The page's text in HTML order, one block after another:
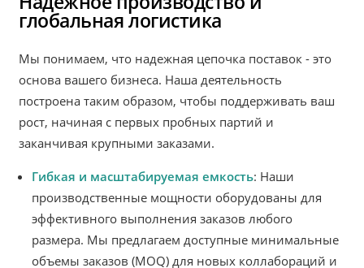
глобальная логистика
Мы понимаем, что надежная цепочка поставок - это
основа вашего бизнеса. Наша деятельность
построена таким образом, чтобы поддерживать ваш
рост, начиная с первых пробных партий и
заканчивая крупными заказами.
Гибкая и масштабируемая емкость: Наши
производственные мощности оборудованы для
эффективного выполнения заказов любого
размера. Мы предлагаем доступные минимальные
объемы заказов (MOQ) для новых коллабораций и